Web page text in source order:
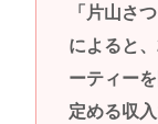
「片山さ
によると
ーティー
定める収